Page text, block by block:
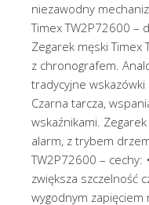
niezawodny
Timex TW2P72600 –
Zegarek męski
z chronografem.
tradycyjne
Czarna tarcza,
wskaźnikami.
alarm, z trybem
TW2P72600 – cechy:
zwiększa szczelność
wygodnym zapięciem